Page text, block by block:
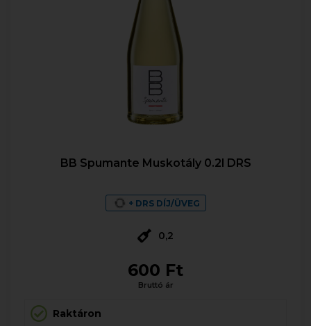
BB Spumante Muskotály 0.2l DRS
+ DRS DÍJ/ÜVEG
0,2
600 Ft
Bruttó ár
Raktáron